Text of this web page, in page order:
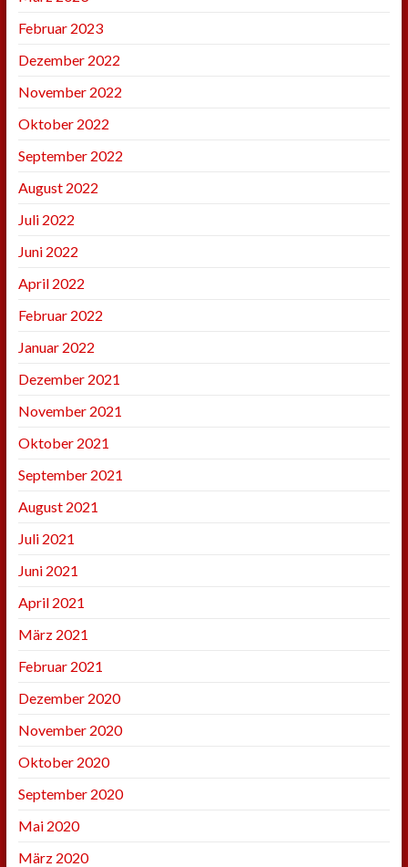
Februar 2023
Dezember 2022
November 2022
Oktober 2022
September 2022
August 2022
Juli 2022
Juni 2022
April 2022
Februar 2022
Januar 2022
Dezember 2021
November 2021
Oktober 2021
September 2021
August 2021
Juli 2021
Juni 2021
April 2021
März 2021
Februar 2021
Dezember 2020
November 2020
Oktober 2020
September 2020
Mai 2020
März 2020